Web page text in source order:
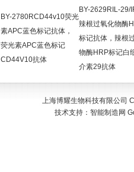
BY-2780RCD44v10荧光
素APC蓝色标记抗体，
荧光素APC蓝色标记
CD44V10抗体
BY-2629RIL-29/
辣根过氧化物酶
标记抗体，辣根
物酶HRP标记白
介素29抗体
上海博耀生物科技有限公司
技术支持： 智能制造网